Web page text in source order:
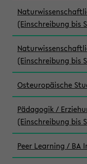
(Einschreibung bis
(Einschreibung bis
Osteuropäische
Pädagogik /
(Einschreibung bis
Peer Learning / BA